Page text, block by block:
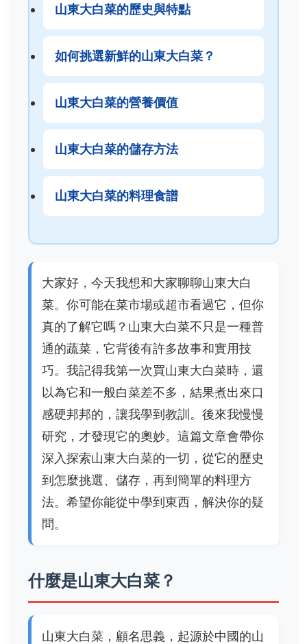
山東大白菜的歷史與特點
如何挑選新鮮的山東大白菜？
山東大白菜的營養價值
山東大白菜的儲存方法
山東大白菜的料理食譜
大家好，今天我想和大家聊聊山東大白
菜。你可能在菜市場或超市看過它，但你
真的了解它嗎？山東大白菜不只是一種普
通的蔬菜，它背後有許多故事和實用技
巧。我記得我第一次買山東大白菜時，還
以為它和一般白菜差不多，結果煮出來口
感硬邦邦的，讓我學到教訓。後來我慢慢
研究，才發現它的奧妙。這篇文章會帶你
深入探索山東大白菜的一切，從它的歷史
到怎麼挑選、儲存，再到簡單的料理方
法。希望你能從中學到東西，解決你的疑
問。
什麼是山東大白菜？
山東大白菜，顧名思義，起源於中國的山